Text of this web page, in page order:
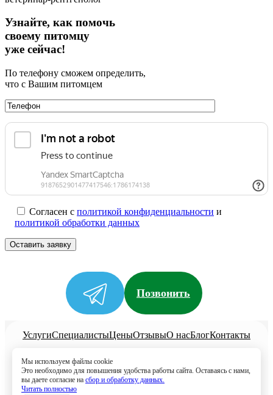
Узнайте, как помочь
своему питомцу
уже сейчас!
По телефону сможем определить,
что с Вашим питомцем
Согласен с политикой конфиденциальности и
политикой обработки данных
Мы используем файлы cookie
Это необходимо для повышения удобства работы сайта. Оставаясь с нами,
вы даете согласие на сбор и обработку данных.
Читать полностью
Позвонить
УслугиСпециалистыЦеныОтзывыО насБлогКонтакты
Согласие на обработку
8 (499) 113-80-28